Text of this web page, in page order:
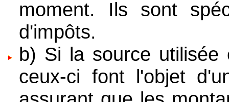
moment. Ils sont
d'impôts.
b) Si la source utilisée
ceux-ci font l'objet